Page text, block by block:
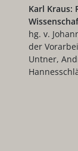
Karl Kraus:
hg. v.
der
Untner,